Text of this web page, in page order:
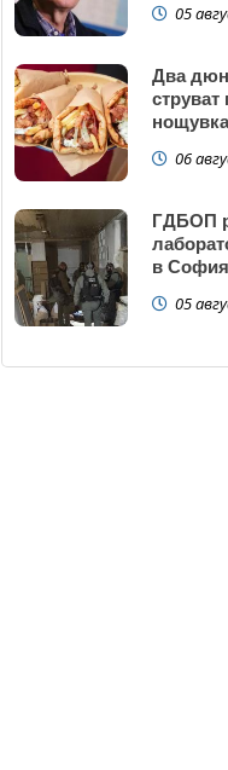
05
Два
струват
06
ГДБОП
в
(снимки)
05